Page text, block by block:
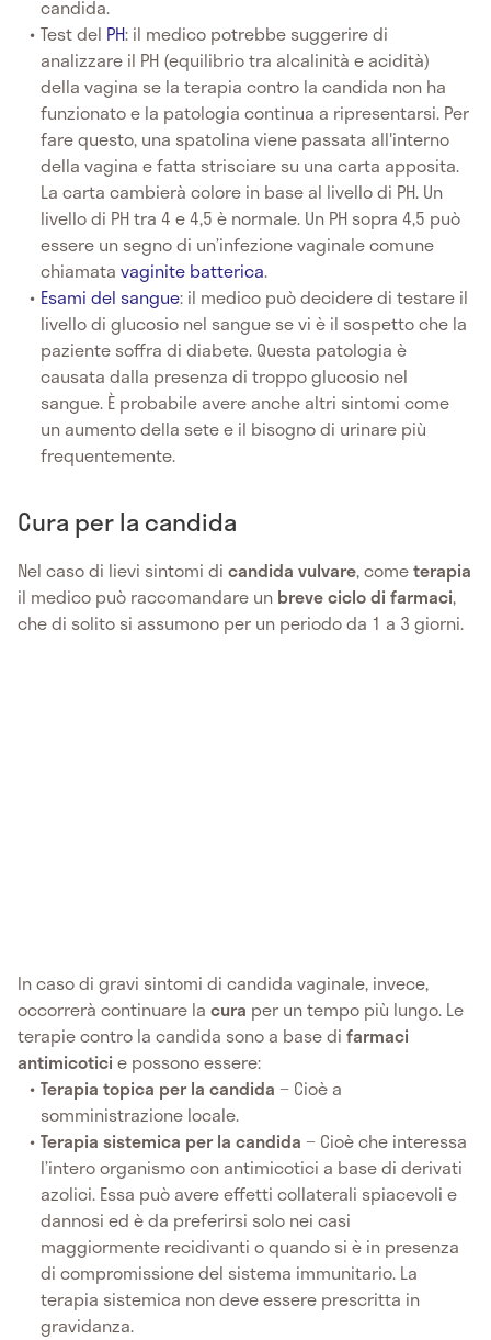
candida.
Test del PH: il medico potrebbe suggerire di
analizzare il PH (equilibrio tra alcalinità e acidità)
della vagina se la terapia contro la candida non ha
funzionato e la patologia continua a ripresentarsi. Per
fare questo, una spatolina viene passata all'interno
della vagina e fatta strisciare su una carta apposita.
La carta cambierà colore in base al livello di PH. Un
livello di PH tra 4 e 4,5 è normale. Un PH sopra 4,5 può
essere un segno di un’infezione vaginale comune
chiamatavaginite batterica.
Esami del sangue: il medico può decidere di testare il
livello di glucosio nel sangue se vi è il sospetto che la
paziente soffra di diabete. Questa patologia è
causata dalla presenza di troppo glucosio nel
sangue. È probabile avere anche altri sintomi come
un aumento della sete e il bisogno di urinare più
frequentemente.
Cura per la candida
Nel caso di lievi sintomi di candida vulvare, cometerapia
il medico può raccomandare un breve ciclo di farmaci,
che di solito si assumono per un periodo da 1 a 3 giorni.
In caso di gravi sintomi di candida vaginale, invece,
occorrerà continuare la cura per un tempo più lungo. Le
terapie contro la candida sono a base di farmaci
antimicoticie possono essere:
Terapia topica per la candida − Cioè a
somministrazione locale.
Terapia sistemica per la candida− Cioè che interessa
l’intero organismo con antimicotici a base di derivati
azolici. Essa può avere effetti collaterali spiacevoli e
dannosi ed è da preferirsi solo nei casi
maggiormente recidivanti o quando si è in presenza
di compromissione del sistema immunitario. La
terapia sistemica non deve essere prescritta in
gravidanza.